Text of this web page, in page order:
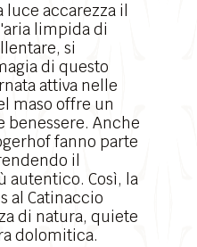
accarezza il
limpida di
si
di questo
attiva nelle
maso offre un
benessere. Anche
fanno parte
il
autentico. Così, la
al Catinaccio
di natura, quiete
dolomitica.